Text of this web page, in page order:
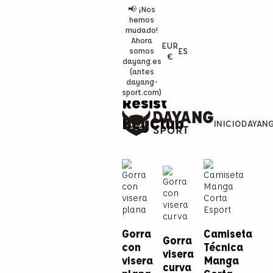
📢 ¡Nos
hemos
mudado!
Ahora
somos
dayang.es
(antes
dayang-
sport.com)
EUR
€ ES
INICIO
Resist
BeyClub
Gorra
con
visera
Gorra
visera
curva
Camiseta
Técnica
Manga